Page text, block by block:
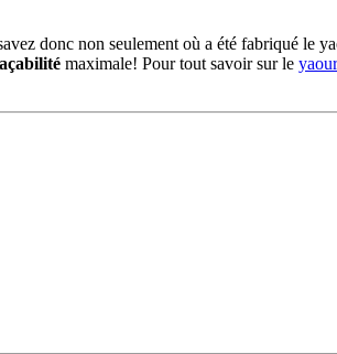
donc non seulement où a été fabriqué le
maximale! Pour tout savoir sur le